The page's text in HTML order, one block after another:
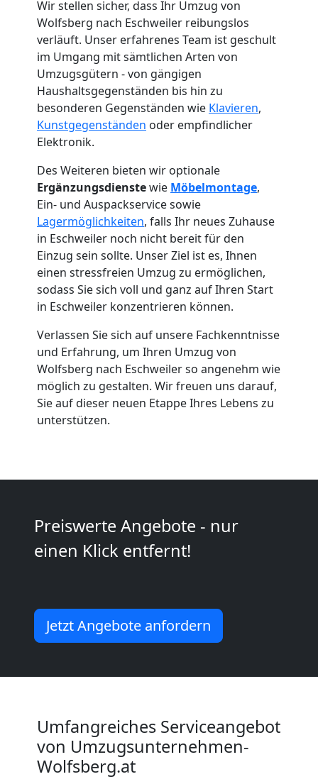
Wir stellen sicher, dass Ihr Umzug von
Wolfsberg nach Eschweiler reibungslos
verläuft. Unser erfahrenes Team ist geschult
im Umgang mit sämtlichen Arten von
Umzugsgütern - von gängigen
Haushaltsgegenständen bis hin zu
besonderen Gegenständen wie Klavieren,
Kunstgegenständen oder empfindlicher
Elektronik.
Des Weiteren bieten wir optionale
Ergänzungsdienstewie Möbelmontage,
Ein- und Auspackservice sowie
Lagermöglichkeiten, falls Ihr neues Zuhause
in Eschweiler noch nicht bereit für den
Einzug sein sollte. Unser Ziel ist es, Ihnen
einen stressfreien Umzug zu ermöglichen,
sodass Sie sich voll und ganz auf Ihren Start
in Eschweiler konzentrieren können.
Verlassen Sie sich auf unsere Fachkenntnisse
und Erfahrung, um Ihren Umzug von
Wolfsberg nach Eschweiler so angenehm wie
möglich zu gestalten. Wir freuen uns darauf,
Sie auf dieser neuen Etappe Ihres Lebens zu
unterstützen.
Preiswerte Angebote - nur
einen Klick entfernt!
Jetzt Angebote anfordern
Umfangreiches Serviceangebot
von Umzugsunternehmen-
Wolfsberg.at
Umzugshelfer
Wolfsberg
Möbeltaxi
Wolfsberg
Wolfsberg
Möbelmontage
Möbeltransport
Wolfsberg